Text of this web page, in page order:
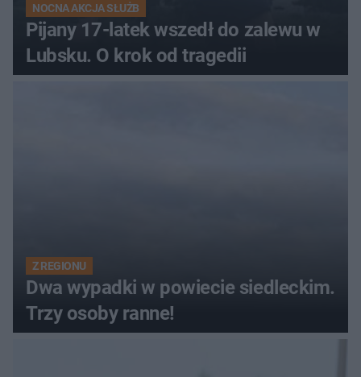
NOCNA AKCJA SŁUŻB
Pijany 17-latek wszedł do zalewu w
Lubsku. O krok od tragedii
Z REGIONU
Dwa wypadki w powiecie siedleckim.
Trzy osoby ranne!